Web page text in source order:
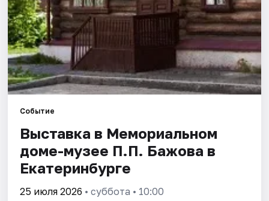
Событие
Выставка в Мемориальном
доме-музее П.П. Бажова в
Екатеринбурге
25 июля 2026 • суббота • 10:00